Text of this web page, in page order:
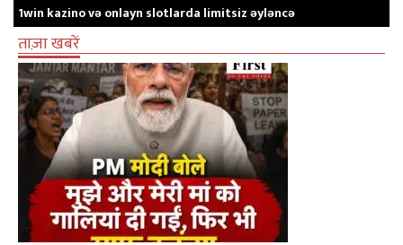
1win kazino və onlayn slotlarda limitsiz əyləncə
ताज़ा खबरें